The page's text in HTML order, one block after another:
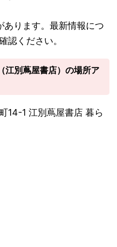
あります。最新情報につ
認ください。
江別蔦屋書店）の場所ア
14-1 江別蔦屋書店 暮ら